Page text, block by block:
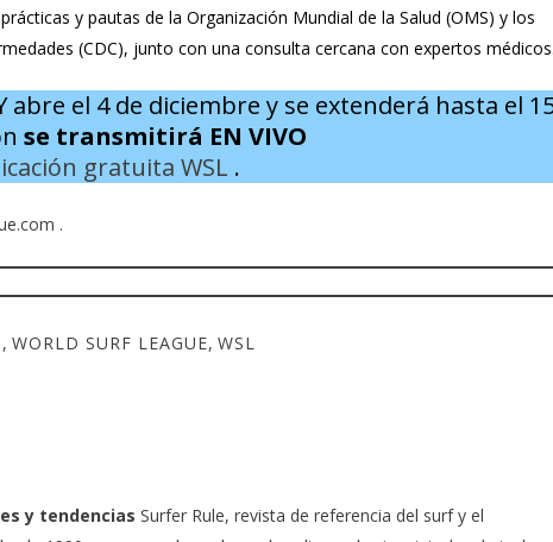
y pautas de la Organización Mundial de la Salud (OMS) y los
(CDC), junto con una consulta cercana con expertos médicos.
abre el 4 de diciembre y se extenderá hasta el
se transmitirá EN VIVO
gratuita WSL .
.
, WORLD SURF LEAGUE, WSL
y tendencias Surfer Rule, revista de referencia del surf y el